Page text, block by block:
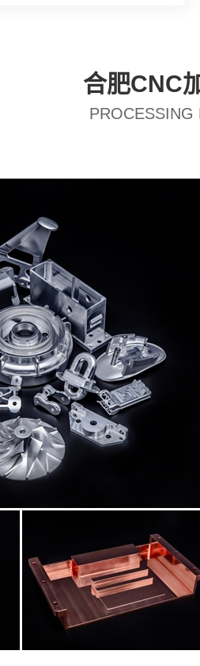
合肥CNC
PROCESSING